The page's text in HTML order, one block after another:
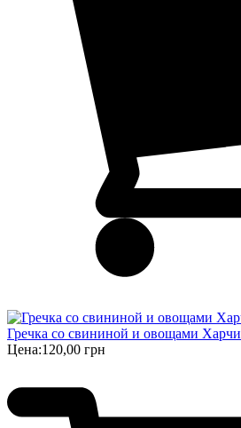
Гречка со свининой и овощами Харчи
Цена:120,00 грн